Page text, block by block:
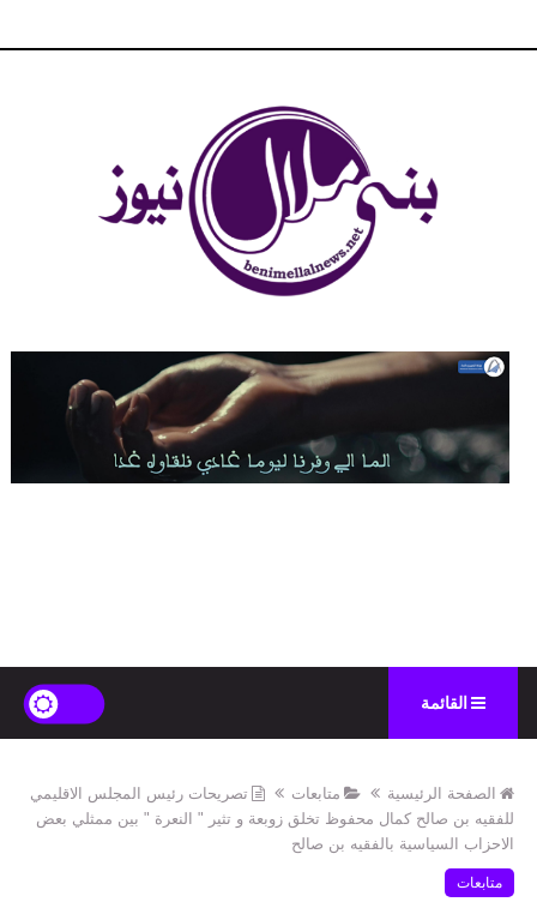
القائمة
الصفحة الرئيسية متابعات
تصريحات رئيس المجلس الاقليمي
للفقيه بن صالح كمال محفوظ تخلق زوبعة و تثير " النعرة " بين ممثلي بعض
الاحزاب السياسية بالفقيه بن صالح
متابعات